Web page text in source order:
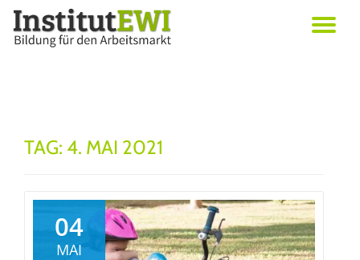
Skip
TAG: 4. MAI 2021
04
MAI